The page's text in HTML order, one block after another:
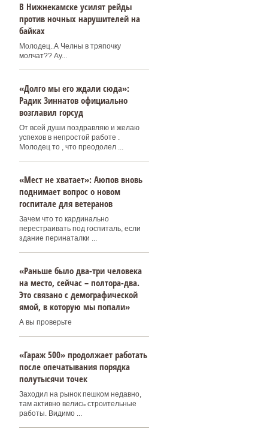
В Нижнекамске усилят рейды
против ночных нарушителей на
байках
Молодец..А Челны в тряпочку
молчат?? Ау...
«Долго мы его ждали сюда»:
Радик Зиннатов официально
возглавил горсуд
От всей души поздравляю и желаю
успехов в непростой работе .
Молодец то , что преодолел ...
«Мест не хватает»: Аюпов вновь
поднимает вопрос о новом
госпитале для ветеранов
Зачем что то кардинально
перестраивать под госпиталь, если
здание перинаталки ...
«Раньше было два-три человека
на место, сейчас – полтора-два.
Это связано с демографической
ямой, в которую мы попали»
А вы проверьте
«Гараж 500» продолжает работать
после опечатывания порядка
полутысячи точек
Заходил на рынок пешком недавно,
там активно велись строительные
работы. Видимо ...